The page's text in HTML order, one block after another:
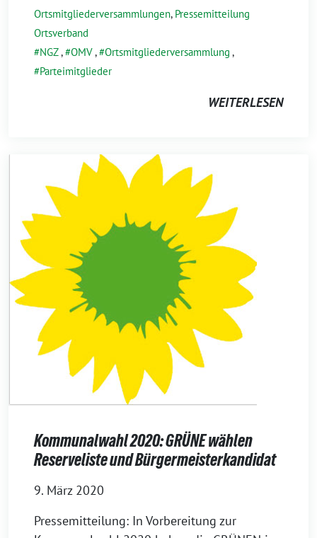
Ortsmitgliederversammlungen, Pressemitteilung
Ortsverband
NGZ, OMV, Ortsmitgliederversammlung ,
Parteimitglieder
WEITERLESEN
Kommunalwahl 2020: GRÜNE wählen
Reserveliste und Bürgermeisterkandidat
9. März 2020
Pressemitteilung: In Vorbereitung zur